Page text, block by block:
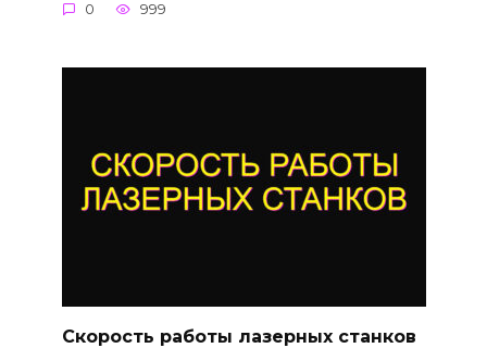
0 999
Скорость работы лазерных станков